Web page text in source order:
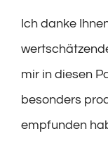
Ich danke
mir in diesen
besonders
empfunden